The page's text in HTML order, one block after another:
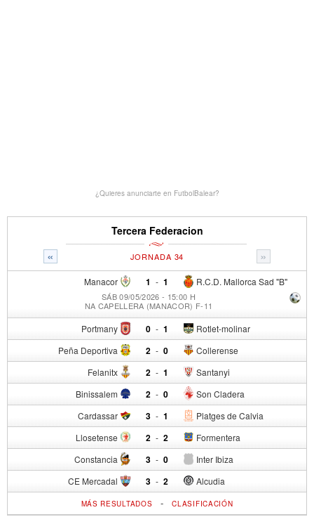
¿Quieres anunciarte en FutbolBalear?
Tercera Federacion
« »
JORNADA 34
Manacor 1 - R.C.D. Mallorca Sad "B"
1
SÁB 09/05/2026 - 15:00 H
NA CAPELLERA (MANACOR) F-11
Portmany 0 - Rotlet-molinar
1
Peña Deportiva 2 - Collerense
0
Felanitx 2 - Santanyi
1
Binissalem 2 - Son Cladera
0
Cardassar 3 - Platges de Calvia
1
Llosetense 2 - Formentera
2
Constancia 3 - Inter Ibiza
0
CE Mercadal 3 - Alcudia
2
MÁS RESULTADOS -CLASIFICACIÓN